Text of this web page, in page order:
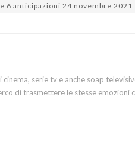
6 anticipazioni 24 novembre 2021
serie tv e anche soap
di trasmettere le stesse emozioni